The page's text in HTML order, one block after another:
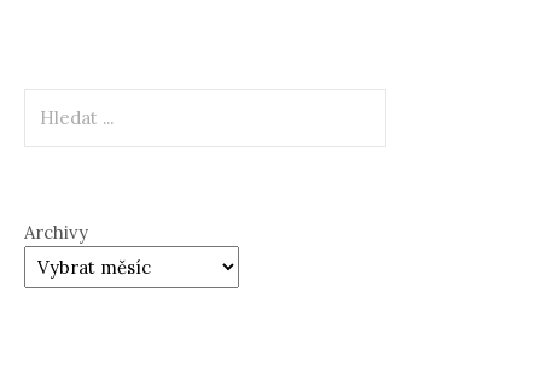
Archivy